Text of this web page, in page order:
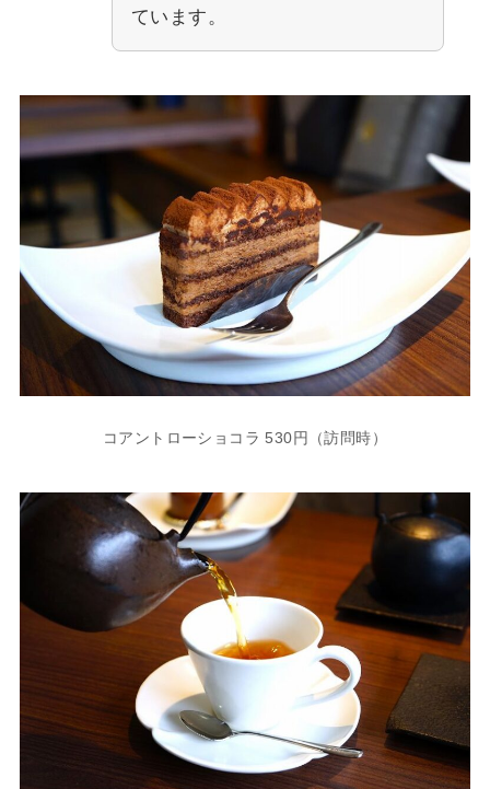
ています。
コアントローショコラ 530円（訪問時）